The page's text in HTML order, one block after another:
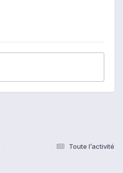
Toute l’activité